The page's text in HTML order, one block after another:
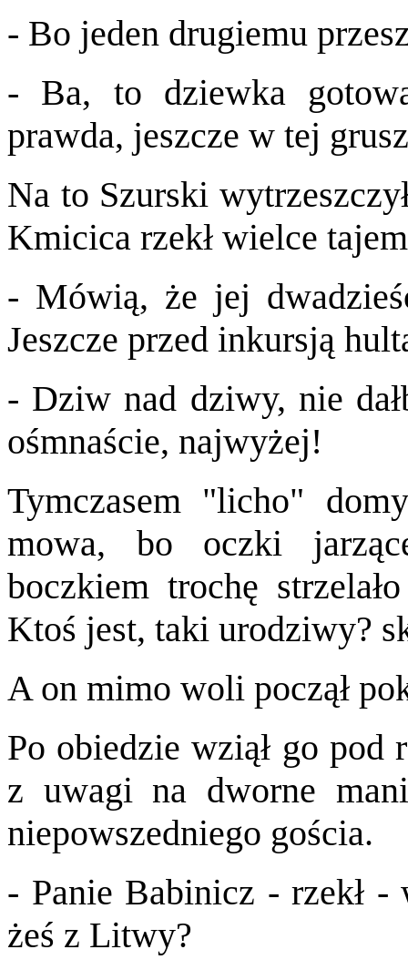
- Bo jeden drugiemu
- Ba, to dziewka
prawda, jeszcze w tej
Na to Szurski
Kmicica rzekł wielce
- Mówią, że jej
Jeszcze przed inkursją
- Dziw nad dziwy, nie
ośmnaście, najwyżej!
Tymczasem "licho"
mowa, bo oczki
boczkiem trochę
Ktoś jest, taki urodziwy?
A on mimo woli począł
Po obiedzie wziął go pod
z uwagi na dworne
niepowszedniego gościa.
- Panie Babinicz - rzekł -
żeś z Litwy?